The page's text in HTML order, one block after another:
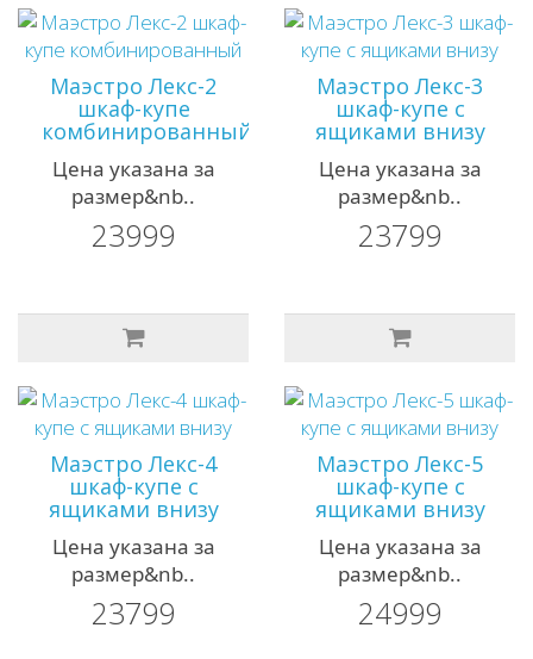
Маэстро Лекс-2
шкаф-купе
комбинированный
Цена указана за
размер&nb..
23999
Маэстро Лекс-3
шкаф-купе с
ящиками внизу
Цена указана за
размер&nb..
23799
Маэстро Лекс-4
шкаф-купе с
ящиками внизу
Цена указана за
размер&nb..
23799
Маэстро Лекс-5
шкаф-купе с
ящиками внизу
Цена указана за
размер&nb..
24999